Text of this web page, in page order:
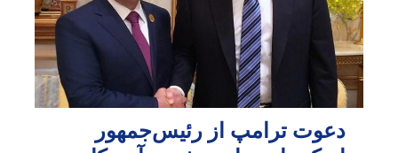
دعوت ترامپ از رئیس‌جمهور